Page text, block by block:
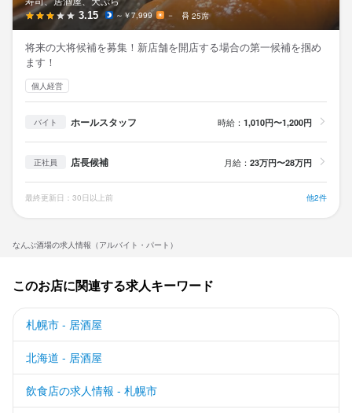
なんぶ酒場の求人情報（アルバイト・パート）
3.15 ～￥7,999 － 25席
将来の大将候補を募集！新店舗を開店する場合の第一候補を掴め
ます！
個人経営
バイト ホールスタッフ 時給： 1,010円〜1,200円
正社員 店長候補 月給： 23万円〜28万円
最終更新日：30日以上前 他2件
このお店に関連する求人キーワード
札幌市 - 居酒屋
北海道 - 居酒屋
飲食店の求人情報 - 札幌市